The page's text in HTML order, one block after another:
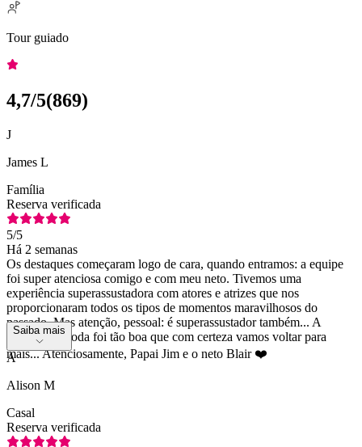
Tour guiado
4,7/5(869)
J
James L
Família
Reserva verificada
5/5
Há 2 semanas
Os destaques começaram logo de cara, quando entramos: a equipe
foi super atenciosa comigo e com meu neto. Tivemos uma
experiência superassustadora com atores e atrizes que nos
proporcionaram todos os tipos de momentos maravilhosos do
passado. Mas atenção, pessoal: é superassustador também... A
experiência toda foi tão boa que com certeza vamos voltar para
mais... Atenciosamente, Papai Jim e o neto Blair ❤️
Saiba mais
A
Alison M
Casal
Reserva verificada